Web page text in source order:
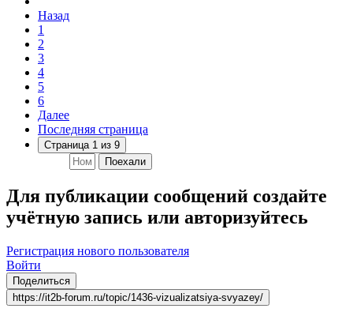
Назад
1
2
3
4
5
6
Далее
Последняя страница
Страница 1 из 9
Поехали
Для публикации сообщений создайте
учётную запись или авторизуйтесь
Регистрация нового пользователя
Войти
Поделиться
https://it2b-forum.ru/topic/1436-vizualizatsiya-svyazey/